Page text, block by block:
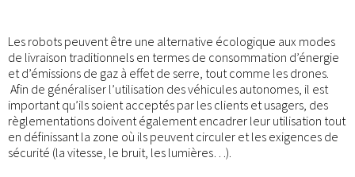
Les robots peuvent être une alternative écologique aux modes
de livraison traditionnels en termes de consommation d’énergie
et d’émissions de gaz à effet de serre, tout comme les drones.
Afin de généraliser l’utilisation des véhicules autonomes, il est
important qu’ils soient acceptés par les clients et usagers, des
règlementations doivent également encadrer leur utilisation tout
en définissant la zone où ils peuvent circuler et les exigences de
sécurité (la vitesse, le bruit, les lumières…).